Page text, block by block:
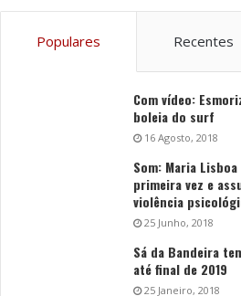
Populares Recentes
Com vídeo:
boleia do surf
16 Agosto, 2018
Som: Maria
primeira vez e
violência
25 Junho, 2018
Sá da Bandeira
até final de 2019
25 Janeiro, 2018